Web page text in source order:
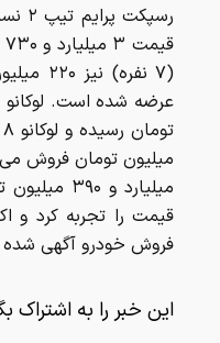
فروش خودرو آگهی
این خبر را به اشتراک